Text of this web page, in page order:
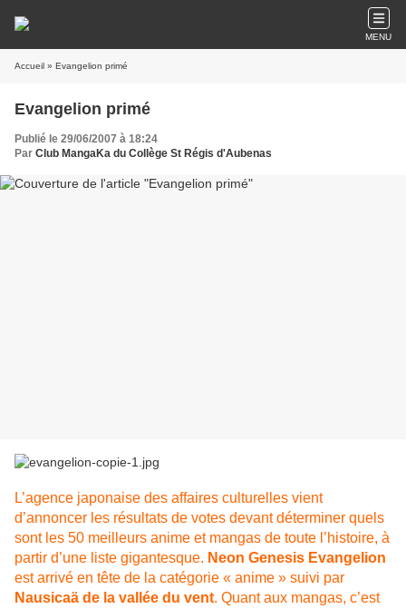
MENU
Accueil » Evangelion primé
Evangelion primé
Publié le 29/06/2007 à 18:24
Par Club MangaKa du Collège St Régis d'Aubenas
L’agence japonaise des affaires culturelles vient
d’annoncer les résultats de votes devant déterminer quels
sont les 50 meilleurs anime et mangas de toute l’histoire, à
partir d’une liste gigantesque. Neon Genesis Evangelion
est arrivé en tête de la catégorie « anime » suivi par
Nausicaä de la vallée du vent. Quant aux mangas, c’est